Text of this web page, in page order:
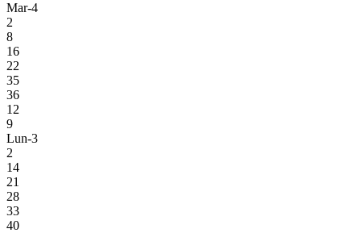
Mar-4
2
8
16
22
35
36
12
9
Lun-3
2
14
21
28
33
40